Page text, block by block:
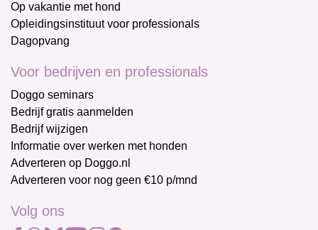
Op vakantie met hond
Opleidingsinstituut voor professionals
Dagopvang
Voor bedrijven en professionals
Doggo seminars
Bedrijf gratis aanmelden
Bedrijf wijzigen
Informatie over werken met honden
Adverteren op Doggo.nl
Adverteren voor nog geen €10 p/mnd
Volg ons